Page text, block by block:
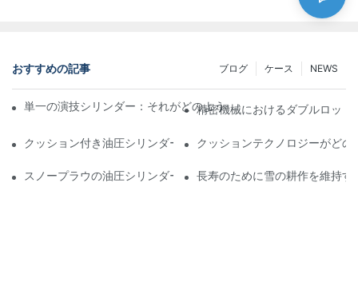
おすすめの記事 NEWS
ケース
ブログ
単一の演技シリンダー：それがどのように機能するか&一般的な
精密機械におけるダブルロッド
クッション付き油圧シリンダー：寿命を延ばす衝撃&の削減
クッションテクノロジーがど
スノープラウの油圧シリンダー：厳しい冬の状態の重要な機能
長寿のために雪の耕作を維持す